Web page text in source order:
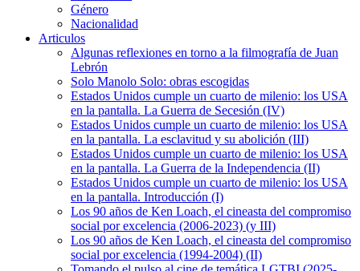
Género
Nacionalidad
Articulos
Algunas reflexiones en torno a la filmografía de Juan
Lebrón
Solo Manolo Solo: obras escogidas
Estados Unidos cumple un cuarto de milenio: los USA
en la pantalla. La Guerra de Secesión (IV)
Estados Unidos cumple un cuarto de milenio: los USA
en la pantalla. La esclavitud y su abolición (III)
Estados Unidos cumple un cuarto de milenio: los USA
en la pantalla. La Guerra de la Independencia (II)
Estados Unidos cumple un cuarto de milenio: los USA
en la pantalla. Introducción (I)
Los 90 años de Ken Loach, el cineasta del compromiso
social por excelencia (2006-2023) (y III)
Los 90 años de Ken Loach, el cineasta del compromiso
social por excelencia (1994-2004) (II)